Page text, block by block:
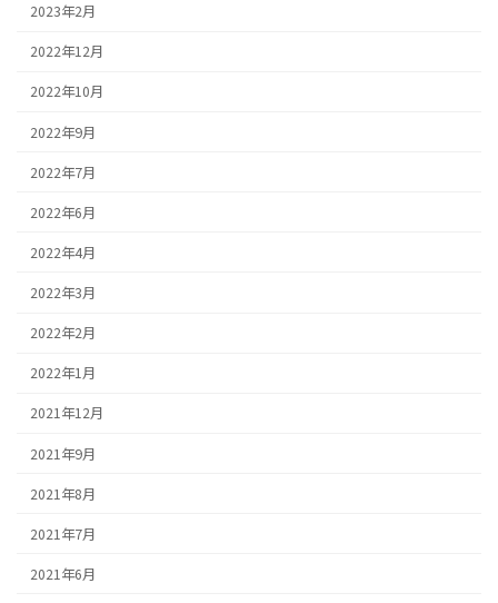
2023年2月
2022年12月
2022年10月
2022年9月
2022年7月
2022年6月
2022年4月
2022年3月
2022年2月
2022年1月
2021年12月
2021年9月
2021年8月
2021年7月
2021年6月